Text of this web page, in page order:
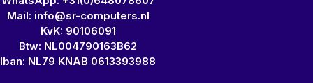
Mail: info@sr-computers.nl
KvK: 90106091
Btw: NL004790163B62
Iban: NL79 KNAB 0613393988